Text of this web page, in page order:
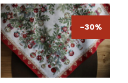
-30%
-30%